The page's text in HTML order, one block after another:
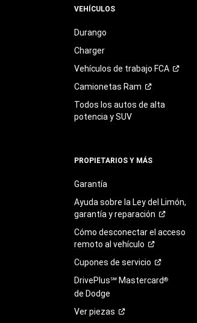
VEHÍCULOS
Durango
Charger
Vehículos de trabajo FCA
Camionetas Ram
Todos los autos de alta
potencia y SUV
PROPIETARIOS Y MÁS
Garantía
Ayuda sobre la Ley del Limón,
garantía yreparación
Cómo desconectar el acceso
remoto al vehículo
Cupones de servicio
DrivePlus℠ Mastercard®
de Dodge
Verpiezas